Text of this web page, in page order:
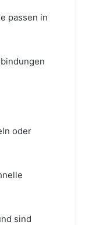
passen in
oder
sind